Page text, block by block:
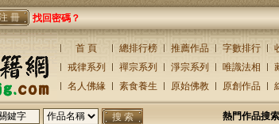
冊 找回密碼？
首 頁 總排行榜 推薦作品 字數排行
戒律系列
禪宗系列 淨宗系列 唯識法相
名人佛緣
素食養生 原始佛教 原創作品
熱門作品搜